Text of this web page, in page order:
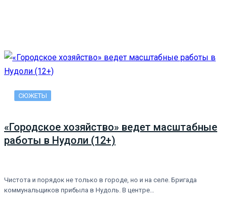
СЮЖЕТЫ
«Городское хозяйство» ведет масштабные
работы в Нудоли (12+)
Чистота и порядок не только в городе, но и на селе. Бригада
коммунальщиков прибыла в Нудоль. В центре…